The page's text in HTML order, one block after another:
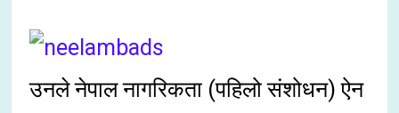
उनले नेपाल नागरिकता (पहिलो संशोधन) ऐन